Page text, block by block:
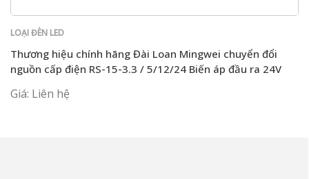
LOẠI ĐÈN LED
Thương hiệu chính hãng Đài Loan Mingwei chuyển đổi
nguồn cấp điện RS-15-3.3 / 5/12/24 Biến áp đầu ra 24V
Giá: Liên hệ